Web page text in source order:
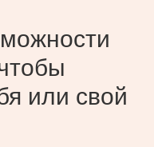
или свой